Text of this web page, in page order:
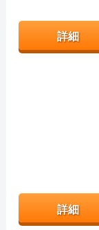
詳細
詳細